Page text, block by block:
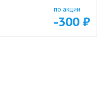
A17/Galaxy A26 Черный
по акции
-300 ₽